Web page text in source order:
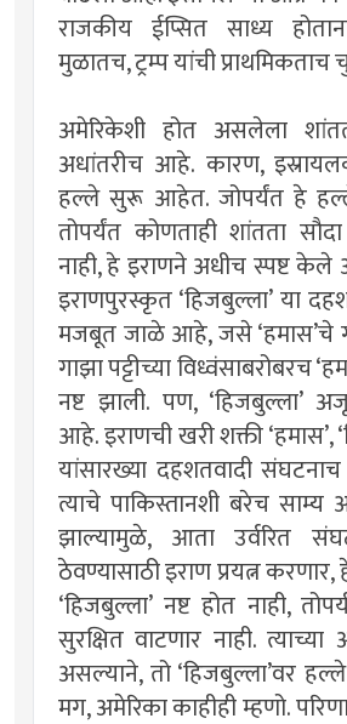
राजकीय ईप्सित साध्य
मुळातच, ट्रम्प यांची
अमेरिकेशी होत असलेला
अधांतरीच आहे. कारण,
हल्ले सुरू आहेत. जोपर्यंत हे
तोपर्यंत कोणताही शांतता
नाही, हे इराणने अधीच स्पष्ट
इराणपुरस्कृत ‘हिजबुल्ला’ या
मजबूत जाळे आहे, जसे ‘हमास’चे
गाझा पट्टीच्या विध्वंसाबरोबरच
नष्ट झाली. पण, ‘हिजबुल्ला’
आहे. इराणची खरी शक्ती ‘हमास’,
यांसारख्या दहशतवादी
त्याचे पाकिस्तानशी बरेच साम्य
झाल्यामुळे, आता उर्वरित
ठेवण्यासाठी इराण प्रयत्न
‘हिजबुल्ला’ नष्ट होत नाही,
सुरक्षित वाटणार नाही. त्याच्या
असल्याने, तो ‘हिजबुल्ला’वर
मग, अमेरिका काहीही म्हणो.